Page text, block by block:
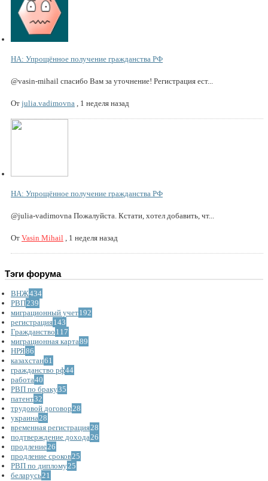
НА: Упрощённое получение гражданства РФ
@vasin-mihail спасибо Вам за уточнение! Регистрация ест...
От julia.vadimovna 1 неделя назад
НА: Упрощённое получение гражданства РФ
@julia-vadimovna Пожалуйста. Кстати, хотел добавить, чт...
От Vasin Mihail 1 неделя назад
Тэги форума
ВНЖ434
РВП239
миграционный учет192
регистрация143
Гражданство 117
миграционная карта89
НРЯ86
казахстан61
гражданство рф44
работа40
РВП по браку35
патент32
трудовой договор28
украина28
временная регистрация28
подтверждение дохода26
продление26
продление сроков25
РВП по диплому25
беларусь21